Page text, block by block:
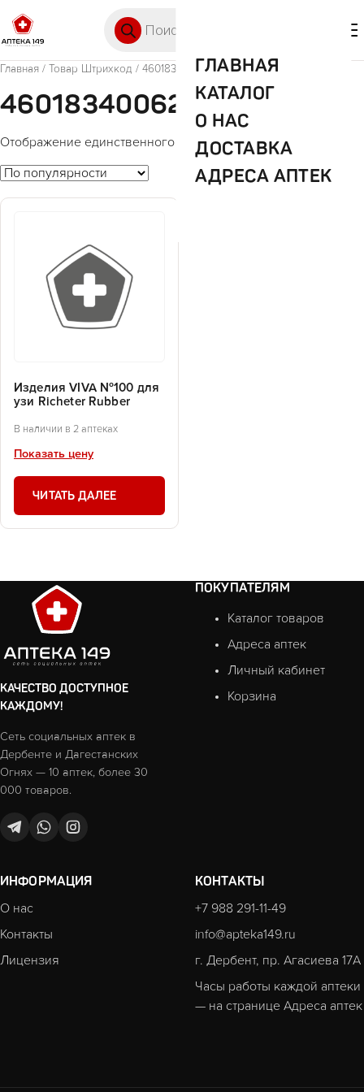
ГЛАВНАЯ
КАТАЛОГ
О НАС
ДОСТАВКА
АДРЕСА АПТЕК
Главная / Товар Штрихкод / 4601834006242
4601834006242
Отображение единственного товара
Изделия VIVA №100 для
узи Richeter Rubber
В наличии в 2 аптеках
Показать цену
ЧИТАТЬ ДАЛЕЕ
КАЧЕСТВО ДОСТУПНОЕ
КАЖДОМУ!
Сеть социальных аптек в
Дербенте и Дагестанских
Огнях — 10 аптек, более 30
000 товаров.
ПОКУПАТЕЛЯМ
Каталог товаров
Адреса аптек
Личный кабинет
Корзина
ИНФОРМАЦИЯ
О нас
Контакты
Лицензия
КОНТАКТЫ
+7 988 291-11-49
info@apteka149.ru
г. Дербент, пр. Агасиева 17А
Часы работы каждой аптеки
— на странице Адреса аптек